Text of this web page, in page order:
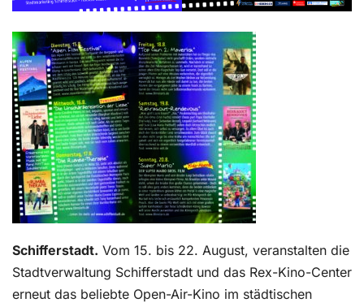
Schifferstadt. Vom 15. bis 22. August, veranstalten die
Stadtverwaltung Schifferstadt und das Rex-Kino-Center
erneut das beliebte Open-Air-Kino im städtischen